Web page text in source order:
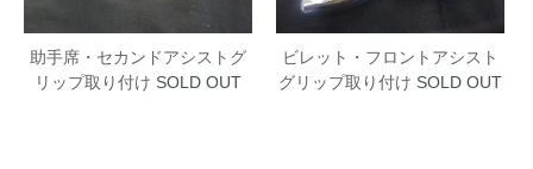
助手席・セカンドアシストグ
リップ取り付け SOLD OUT
ビレット・フロントアシスト
グリップ取り付け SOLD OUT